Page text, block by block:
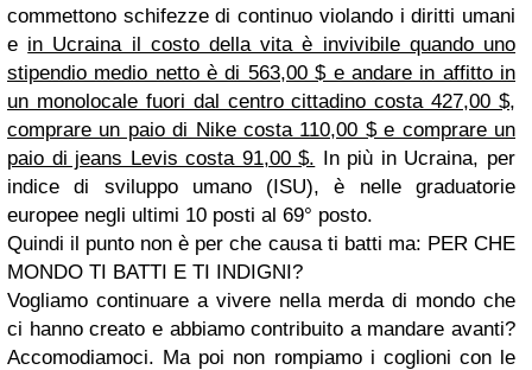
commettono schifezze di continuo violando i diritti umani
e in Ucraina il costo della vita è invivibile quando uno
stipendio medio netto è di 563,00 $ e andare in affitto in
un monolocale fuori dal centro cittadino costa 427,00 $,
comprare un paio di Nike costa 110,00 $ e comprare un
paio di jeans Levis costa 91,00 $. In più in Ucraina, per
indice di sviluppo umano (ISU), è nelle graduatorie
europee negli ultimi 10 posti al 69° posto.
Quindi il punto non è per che causa ti batti ma: PER CHE
MONDO TI BATTI E TI INDIGNI?
Vogliamo continuare a vivere nella merda di mondo che
ci hanno creato e abbiamo contribuito a mandare avanti?
Accomodiamoci. Ma poi non rompiamo i coglioni con le